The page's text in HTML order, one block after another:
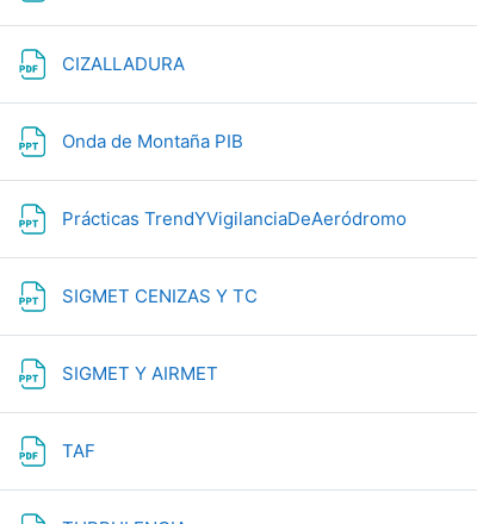
CIZALLADURA
Onda de Montaña PIB
Prácticas TrendYVigilanciaDeAeródromo
SIGMET CENIZAS Y TC
SIGMET Y AIRMET
TAF